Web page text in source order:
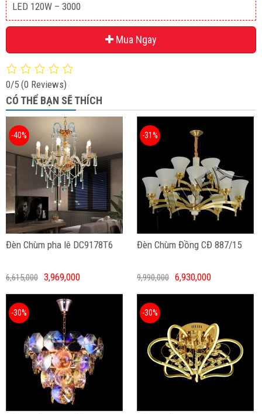
LED 120W – 3000
Mua Ngay
0/5 (0 Reviews)
CÓ THỂ BẠN SẼ THÍCH
Đèn Chùm pha lê DC9178T6
-40%
6,615,000 3,969,000
Đèn Chùm Đồng CĐ 887/15
-31%
9,990,000 6,930,000
-30% -30%